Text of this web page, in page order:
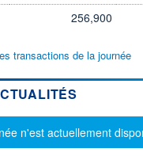
256,900
transactions de la journée
n'est actuellement